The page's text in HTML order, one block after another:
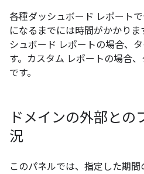
各種ダッシュボード レポート
になるまでには時間がかかり
シュボード レポートの場合、
す。カスタム レポートの場合
です。
ドメインの外部との
況
このパネルでは、指定した期